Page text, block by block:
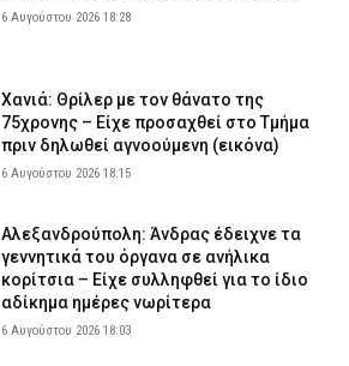
6 Αυγούστου 2026 18:28
Χανιά: Θρίλερ με τον θάνατο της
75χρονης – Είχε προσαχθεί στο Τμήμα
πριν δηλωθεί αγνοούμενη (εικόνα)
6 Αυγούστου 2026 18:15
Αλεξανδρούπολη: Άνδρας έδειχνε τα
γεννητικά του όργανα σε ανήλικα
κορίτσια – Είχε συλληφθεί για το ίδιο
αδίκημα ημέρες νωρίτερα
6 Αυγούστου 2026 18:03